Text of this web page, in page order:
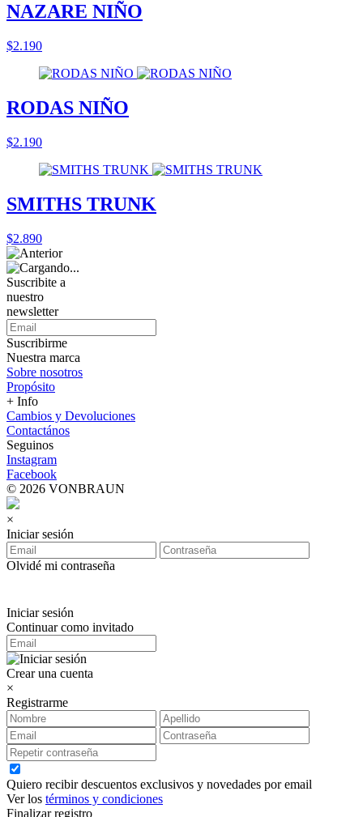
NAZARE NIÑO
$2.190
RODAS NIÑO
$2.190
SMITHS TRUNK
$2.890
Suscribite a
nuestro
newsletter
Suscribirme
Nuestra marca
Sobre nosotros
Propósito
+ Info
Cambios y Devoluciones
Contactános
Seguinos
Instagram
Facebook
© 2026 VONBRAUN
×
Iniciar sesión
Olvidé mi contraseña
Iniciar sesión
Continuar como invitado
Crear una cuenta
×
Registrarme
Quiero recibir descuentos exclusivos y novedades por email
Ver los términos y condiciones
Finalizar registro